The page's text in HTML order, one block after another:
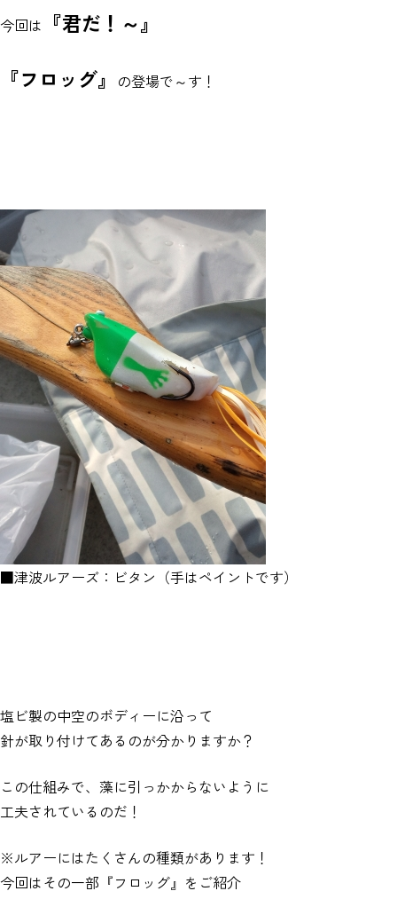
今回は
『君だ！～』
『フロッグ』
の登場で～す！
■津波ルアーズ：ビタン（手はペイントです）
塩ビ製の中空のボディーに沿って
針が取り付けてあるのが分かりますか？
この仕組みで、藻に引っかからないように
工夫されているのだ！
※ルアーにはたくさんの種類があります！
今回はその一部『フロッグ』をご紹介